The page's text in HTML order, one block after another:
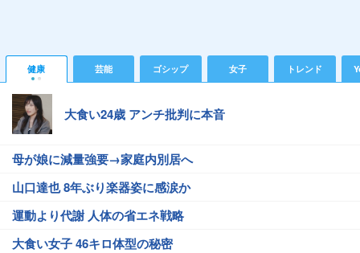
健康 芸能 ゴシップ 女子 トレンド
大食い24歳 アンチ批判に本音
母が娘に減量強要→家庭内別居へ
山口達也 8年ぶり楽器姿に感涙か
運動より代謝 人体の省エネ戦略
大食い女子 46キロ体型の秘密